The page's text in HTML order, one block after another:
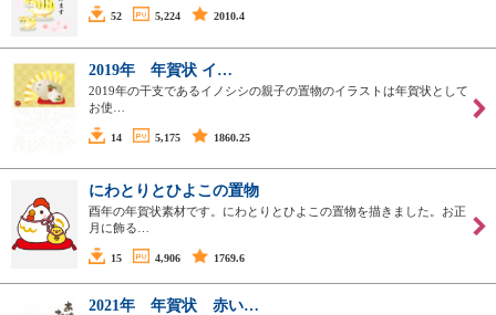
52 5,224 2010.4
2019年 年賀状 イ…
2019年の干支であるイノシシの親子の置物のイラストは年賀状として
お使…
14 5,175 1860.25
にわとりとひよこの置物
酉年の年賀状素材です。にわとりとひよこの置物を描きました。お正
月に飾る…
15 4,906 1769.6
2021年 年賀状 赤い…